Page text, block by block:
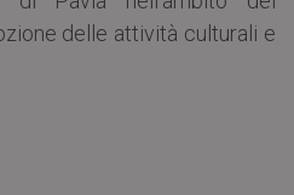
delle attività culturali e